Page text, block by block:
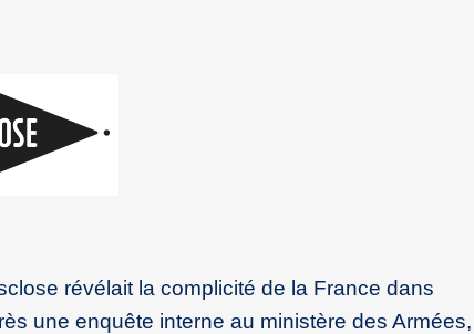
révélait la complicité de la France dans
une enquête interne au ministère des Armées,